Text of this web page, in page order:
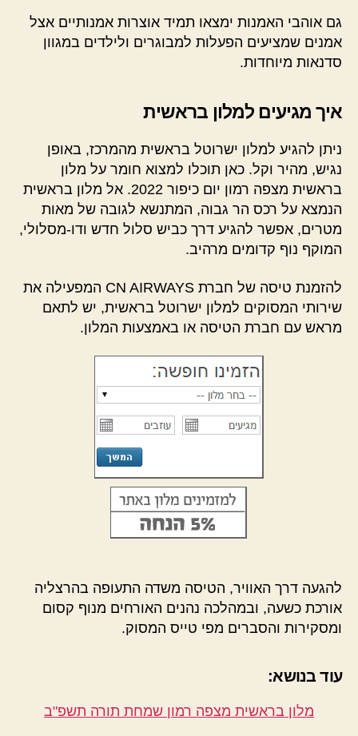
גם אוהבי האמנות ימצאו תמיד אוצרות אמנותיים אצל
אמנים שמציעים הפעלות למבוגרים ולילדים במגוון
סדנאות מיוחדות.
איך מגיעים למלון בראשית
ניתן להגיע למלון ישרוטל בראשית מהמרכז, באופן
נגיש, מהיר וקל. כאן תוכלו למצוא חומר על מלון
בראשית מצפה רמון יום כיפור 2022. אל מלון בראשית
הנמצא על רכס הר גבוה, המתנשא לגובה של מאות
מטרים, אפשר להגיע דרך כביש סלול חדש ודו-מסלולי,
המוקף נוף קדומים מרהיב.
להזמנת טיסה של חברת CN AIRWAYS המפעילה את
שירותי המסוקים למלון ישרוטל בראשית, יש לתאם
מראש עם חברת הטיסה או באמצעות המלון.
להגעה דרך האוויר, הטיסה משדה התעופה בהרצליה
אורכת כשעה, ובמהלכה נהנים האורחים מנוף קסום
ומסקירות והסברים מפי טייס המסוק.
עוד בנושא:
מלון בראשית מצפה רמון שמחת תורה תשפ"ב